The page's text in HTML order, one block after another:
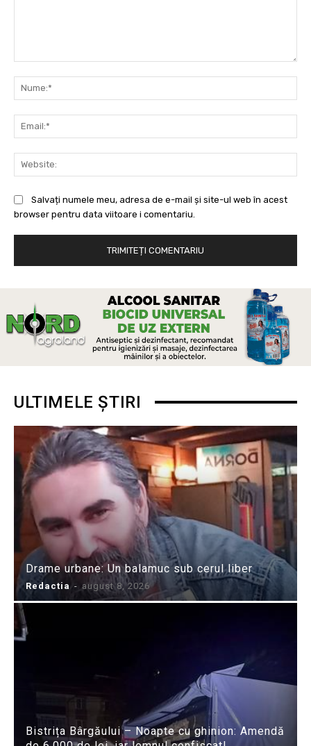
Salvați numele meu, adresa de e-mail și site-ul web în acest
browser pentru data viitoare i comentariu.
ULTIMELE ȘTIRI
Drame urbane: Un balamuc sub cerul liber
Redactia - august 8, 2026
Bistrița Bârgăului – Noapte cu ghinion: Amendă